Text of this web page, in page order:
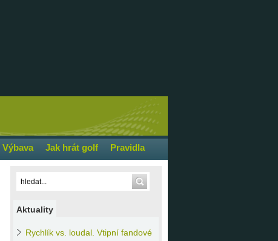
Výbava Jak hrát golf Pravidla
Aktuality
Rychlík vs. loudal. Vtipní fandové